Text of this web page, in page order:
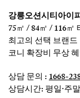
강릉오션시티아이
75㎡ / 84㎡ / 116㎡
최고의 선택 브랜
코니 확장비 무상
상담 문의 :1668-
상담시간: 평일·주